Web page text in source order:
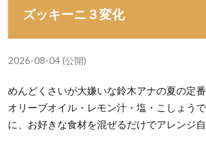
ズッキーニ３変化
2026-08-04 (公開)
めんどくさいが大嫌いな鈴木アナの夏の定番
オリーブオイル・レモン汁・塩・こしょう
に、お好きな食材を混ぜるだけでアレンジ